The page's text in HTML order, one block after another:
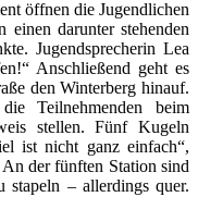
öffnen die Jugendlichen
einen darunter stehenden
Jugendsprecherin Lea
Anschließend geht es
den Winterberg hinauf.
Teilnehmenden beim
stellen. Fünf Kugeln
ist nicht ganz einfach“,
der fünften Station sind
stapeln – allerdings quer.